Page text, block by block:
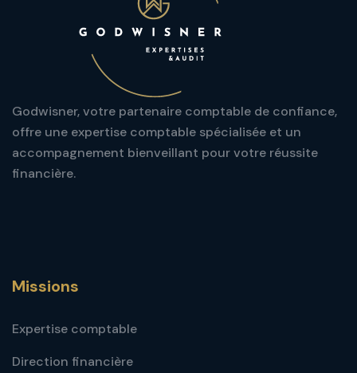
Godwisner, votre partenaire comptable de confiance,
offre une expertise comptable spécialisée et un
accompagnement bienveillant pour votre réussite
financière.
Missions
Expertise comptable
Direction financière